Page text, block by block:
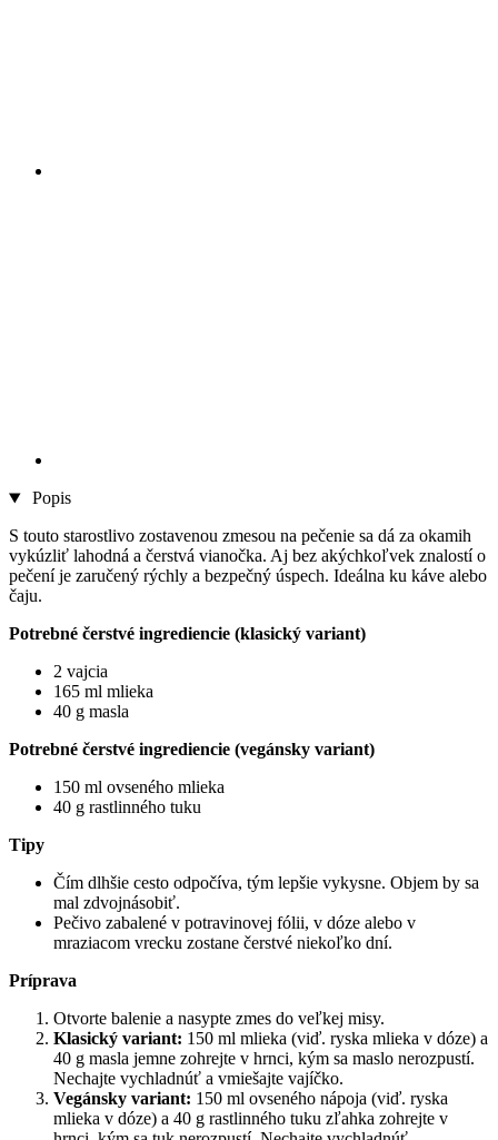
Popis
S touto starostlivo zostavenou zmesou na pečenie sa dá za okamih
vykúzliť lahodná a čerstvá vianočka. Aj bez akýchkoľvek znalostí o
pečení je zaručený rýchly a bezpečný úspech. Ideálna ku káve alebo
čaju.
Potrebné čerstvé ingrediencie (klasický variant)
2 vajcia
165 ml mlieka
40 g masla
Potrebné čerstvé ingrediencie (vegánsky variant)
150 ml ovseného mlieka
40 g rastlinného tuku
Tipy
Čím dlhšie cesto odpočíva, tým lepšie vykysne. Objem by sa
mal zdvojnásobiť.
Pečivo zabalené v potravinovej fólii, v dóze alebo v
mraziacom vrecku zostane čerstvé niekoľko dní.
Príprava
Otvorte balenie a nasypte zmes do veľkej misy.
Klasický variant: 150 ml mlieka (viď. ryska mlieka v dóze) a
40 g masla jemne zohrejte v hrnci, kým sa maslo nerozpustí.
Nechajte vychladnúť a vmiešajte vajíčko.
Vegánsky variant: 150 ml ovseného nápoja (viď. ryska
mlieka v dóze) a 40 g rastlinného tuku zľahka zohrejte v